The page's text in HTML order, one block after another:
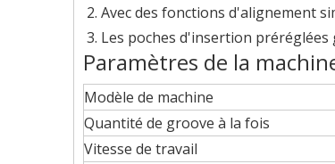
Avec des fonctions d'alignement
Les poches d'insertion
Paramètres de la
Modèle de machine
Quantité de groove à la fois
Vitesse de travail